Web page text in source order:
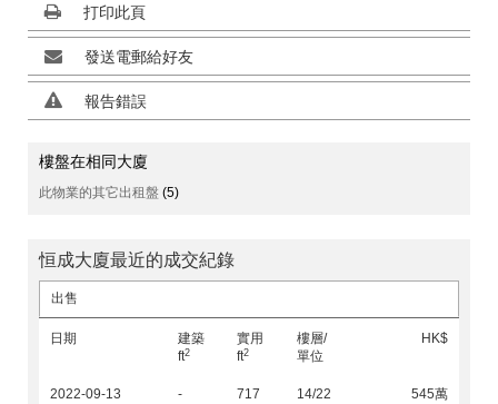
打印此頁
發送電郵給好友
報告錯誤
樓盤在相同大廈
此物業的其它出租盤 (5)
恒成大廈最近的成交紀錄
出售
日期
建築
ft2
實用
ft2
樓層/
單位
HK$
2022-09-13 - 717 14/22
545萬